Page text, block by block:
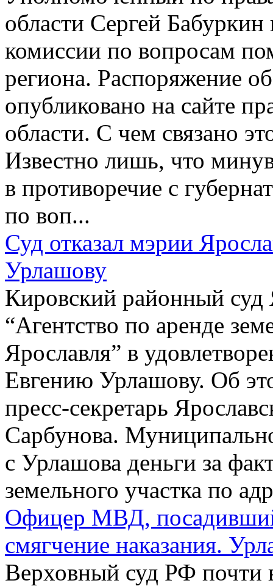
области Сергей
комиссии по вопросам
региона. Распоряжение
опубликовано на сайте
области. С чем связано
Известно лишь, что
в противоречие с
по воп...
Суд отказал мэрии
Урлашову
Кировский районный
“Агентство по аренде
Ярославля” в
Евгению Урлашову. Об
пресс-секретарь
Сарбунова.
с Урлашова деньги за
земельного участка по
Офицер МВД,
смягчение наказания.
Верховный суд РФ почти